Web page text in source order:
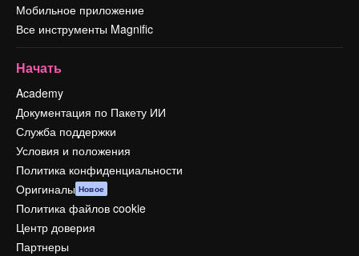
Мобильное приложение
Все инструменты Magnific
Начать
Academy
Документация по Пакету ИИ
Служба поддержки
Условия и положения
Политика конфиденциальности
Оригиналы Новое
Политика файлов cookie
Центр доверия
Партнеры